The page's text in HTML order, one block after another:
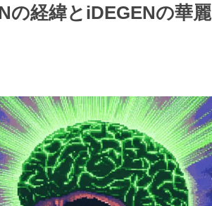
の経緯とiDEGENの華麗